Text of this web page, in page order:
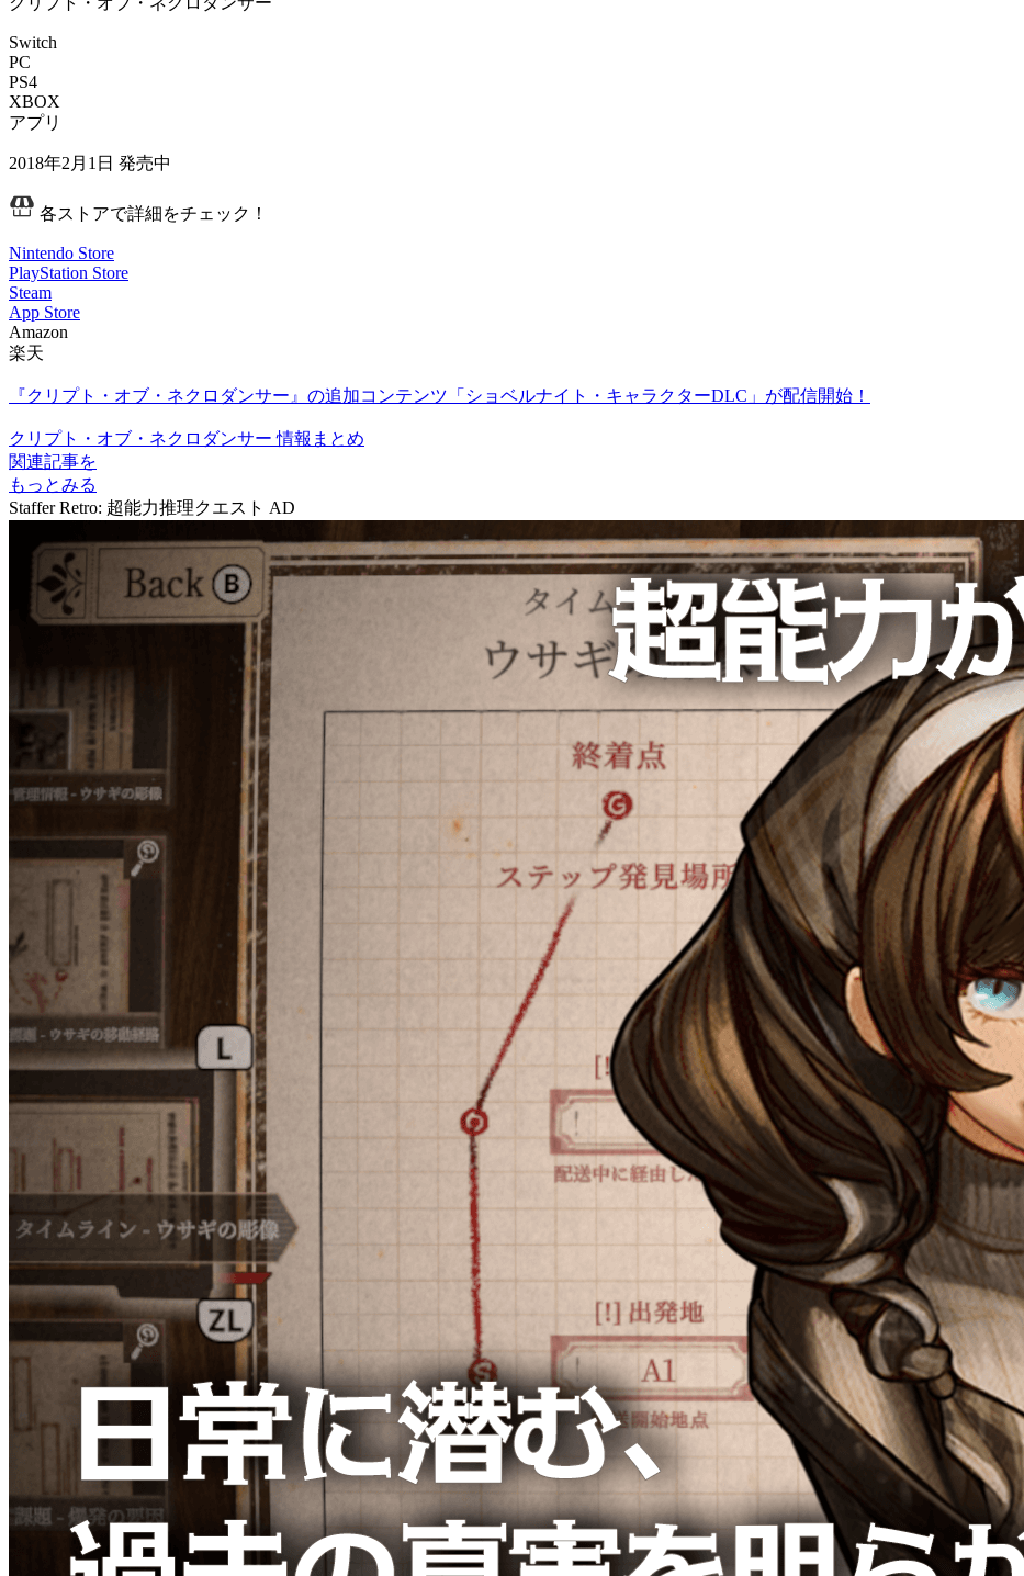
Switch
PC
PS4
XBOX
アプリ
2018年2月1日 発売中
各ストアで詳細をチェック！
Nintendo Store
PlayStation Store
Steam
App Store
Amazon
楽天
『クリプト・オブ・ネクロダンサー』の追加コンテンツ「ショベルナイト・キャラクターDLC」が配信開始！
クリプト・オブ・ネクロダンサー 情報まとめ
関連記事を
もっとみる
Staffer Retro: 超能力推理クエスト AD